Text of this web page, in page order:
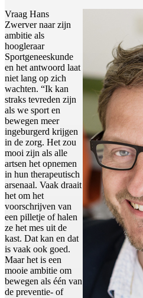
Vraag Hans
Zwerver naar zijn
ambitie als
hoogleraar
Sportgeneeskunde
en het antwoord laat
niet lang op zich
wachten. “Ik kan
straks tevreden zijn
als we sport en
bewegen meer
ingeburgerd krijgen
in de zorg. Het zou
mooi zijn als alle
artsen het opnemen
in hun therapeutisch
arsenaal. Vaak draait
het om het
voorschrijven van
een pilletje of halen
ze het mes uit de
kast. Dat kan en dat
is vaak ook goed.
Maar het is een
mooie ambitie om
bewegen als één van
de preventie- of